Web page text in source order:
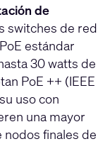
de
switches de red
estándar
30 watts de
PoE ++ (IEEE
uso con
una mayor
nodos finales de